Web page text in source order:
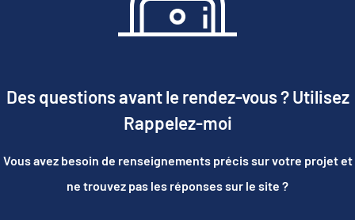
Des questions avant le rendez-vous ? Utilisez
Rappelez-moi
Vous avez besoin de renseignements précis sur votre projet et
ne trouvez pas les réponses sur le site ?